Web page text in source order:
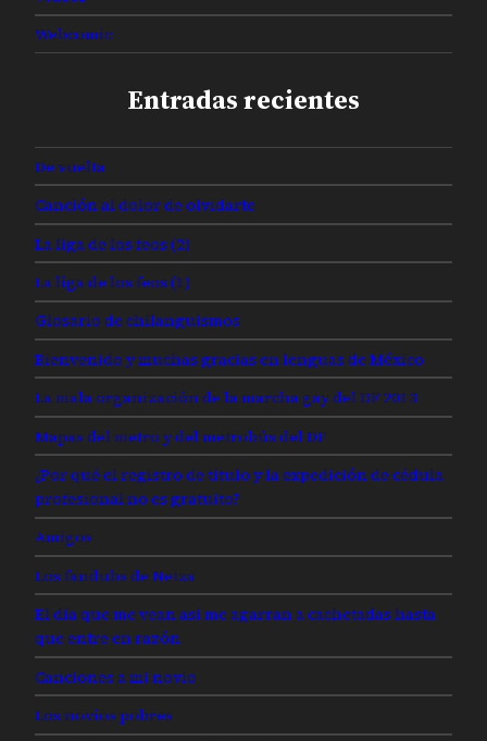
Webcomic
Entradas recientes
De vuelta
Canción al dolor de olvidarte
La liga de los feos (2)
La liga de los feos (1)
Glosario de chilanguismos
Bienvenido y muchas gracias en lenguas de México
La mala organización de la marcha gay del DF 2013
Mapas del metro y del metrobús del DF
¿Por qué el registro de título y la expedición de cédula
profesional no es gratuito?
Amigos
Los fandubs de Netza
El día que me vean así me agarran a cachetadas hasta
que entre en razón
Canciones a mi novio
Los novios pobres